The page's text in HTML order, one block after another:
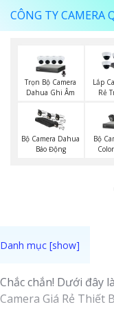
CÔNG TY CAMERA
Trọn Bộ Camera
Dahua Ghi Âm
Lắp
Rẻ
Bộ Camera Dahua
Báo Động
Bộ
Chắc chắn! Dưới đây
Camera Giá Rẻ Thiết